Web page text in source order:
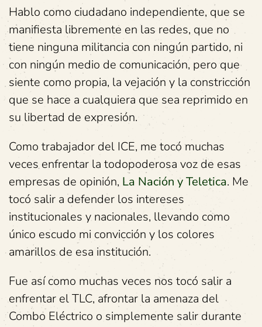
Hablo como ciudadano independiente, que se
manifiesta libremente en las redes, que no
tiene ninguna militancia con ningún partido, ni
con ningún medio de comunicación, pero que
siente como propia, la vejación y la constricción
que se hace a cualquiera que sea reprimido en
su libertad de expresión.
Como trabajador del ICE, me tocó muchas
veces enfrentar la todopoderosa voz de esas
empresas de opinión, La Nación y Teletica. Me
tocó salir a defender los intereses
institucionales y nacionales, llevando como
único escudo mi convicción y los colores
amarillos de esa institución.
Fue así como muchas veces nos tocó salir a
enfrentar el TLC, afrontar la amenaza del
Combo Eléctrico o simplemente salir durante